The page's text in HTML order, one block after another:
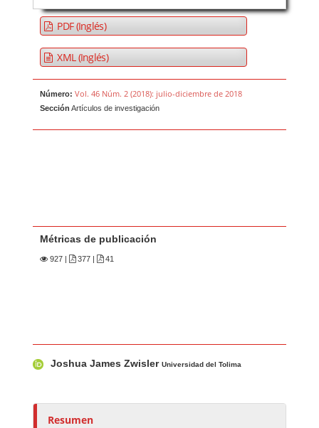
PDF (Inglés)
XML (Inglés)
Número: Vol. 46 Núm. 2 (2018): julio-diciembre de 2018
Sección Artículos de investigación
Métricas de publicación
927 | 377 | 41
u
o
Joshua James ZwislerUniversidad del Tolima
Resumen